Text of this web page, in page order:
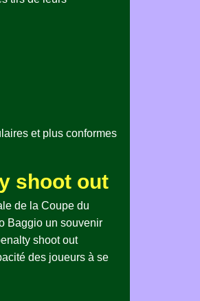
et plus conformes
shoot out
de la Coupe du
Baggio un souvenir
shoot out
des joueurs à se